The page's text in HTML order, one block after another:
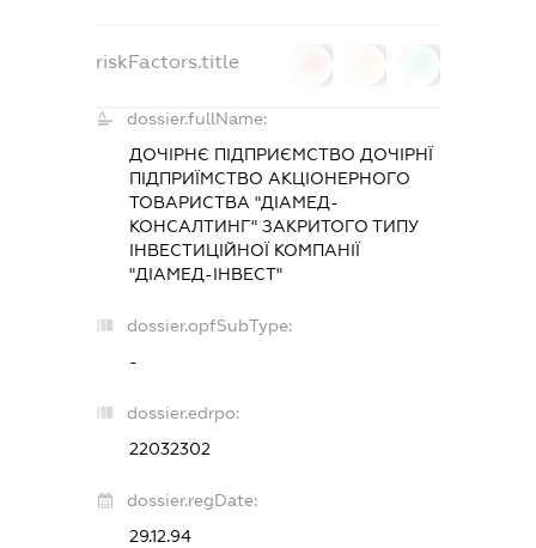
riskFactors.title
dossier.fullName:
ДОЧІРНЄ ПІДПРИЄМСТВО ДОЧІРНЇ
ПІДПРИЇМСТВО АКЦІОНЕРНОГО
ТОВАРИСТВА "ДІАМЕД-
КОНСАЛТИНГ" ЗАКРИТОГО ТИПУ
ІНВЕСТИЦІЙНОЇ КОМПАНІЇ
"ДІАМЕД-ІНВЕСТ"
dossier.opfSubType:
-
dossier.edrpo:
22032302
dossier.regDate:
29.12.94